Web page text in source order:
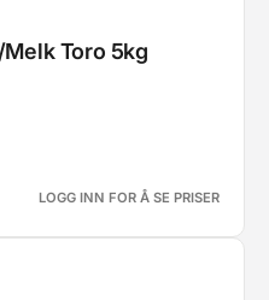
Toro 5kg
LOGG INN FOR Å SE PRISER